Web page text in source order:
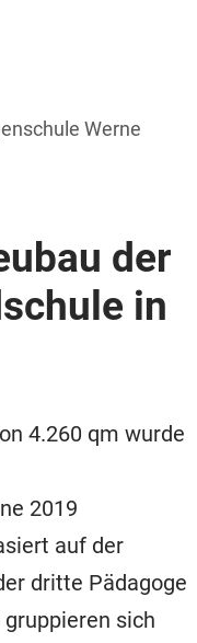
Werne
der
in
4.260 qm wurde
2019
auf der
dritte Pädagoge
gruppieren sich